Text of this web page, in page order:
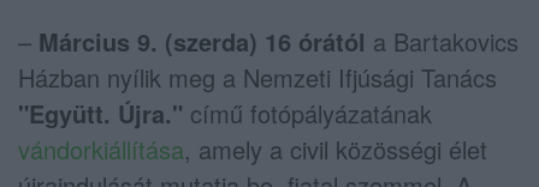
– Március 9. (szerda) 16 órától a Bartakovics
Házban nyílik meg a Nemzeti Ifjúsági Tanács
"Együtt. Újra." című fotópályázatának
vándorkiállítása, amely a civil közösségi élet